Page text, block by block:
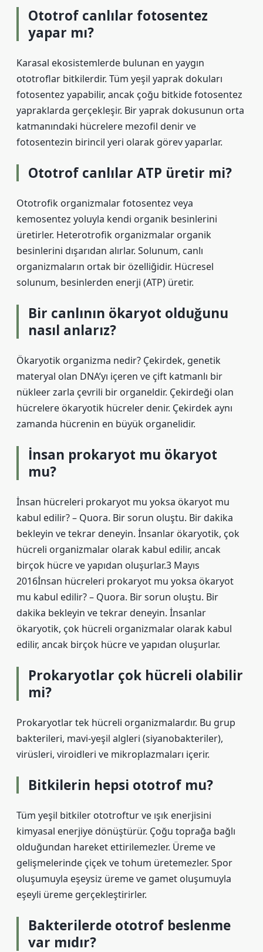
Ototrof canlılar fotosentez
yapar mı?
Karasal ekosistemlerde bulunan en yaygın
ototroflar bitkilerdir. Tüm yeşil yaprak dokuları
fotosentez yapabilir, ancak çoğu bitkide fotosentez
yapraklarda gerçekleşir. Bir yaprak dokusunun orta
katmanındaki hücrelere mezofil denir ve
fotosentezin birincil yeri olarak görev yaparlar.
Ototrof canlılar ATP üretir mi?
Ototrofik organizmalar fotosentez veya
kemosentez yoluyla kendi organik besinlerini
üretirler. Heterotrofik organizmalar organik
besinlerini dışarıdan alırlar. Solunum, canlı
organizmaların ortak bir özelliğidir. Hücresel
solunum, besinlerden enerji (ATP) üretir.
Bir canlının ökaryot olduğunu
nasıl anlarız?
Ökaryotik organizma nedir? Çekirdek, genetik
materyal olan DNA’yı içeren ve çift katmanlı bir
nükleer zarla çevrili bir organeldir. Çekirdeği olan
hücrelere ökaryotik hücreler denir. Çekirdek aynı
zamanda hücrenin en büyük organelidir.
İnsan prokaryot mu ökaryot
mu?
İnsan hücreleri prokaryot mu yoksa ökaryot mu
kabul edilir? – Quora. Bir sorun oluştu. Bir dakika
bekleyin ve tekrar deneyin. İnsanlar ökaryotik, çok
hücreli organizmalar olarak kabul edilir, ancak
birçok hücre ve yapıdan oluşurlar.3 Mayıs
2016İnsan hücreleri prokaryot mu yoksa ökaryot
mu kabul edilir? – Quora. Bir sorun oluştu. Bir
dakika bekleyin ve tekrar deneyin. İnsanlar
ökaryotik, çok hücreli organizmalar olarak kabul
edilir, ancak birçok hücre ve yapıdan oluşurlar.
Prokaryotlar çok hücreli olabilir
mi?
Prokaryotlar tek hücreli organizmalardır. Bu grup
bakterileri, mavi-yeşil algleri (siyanobakteriler),
virüsleri, viroidleri ve mikroplazmaları içerir.
Bitkilerin hepsi ototrof mu?
Tüm yeşil bitkiler ototroftur ve ışık enerjisini
kimyasal enerjiye dönüştürür. Çoğu toprağa bağlı
olduğundan hareket ettirilemezler. Üreme ve
gelişmelerinde çiçek ve tohum üretemezler. Spor
oluşumuyla eşeysiz üreme ve gamet oluşumuyla
eşeyli üreme gerçekleştirirler.
Bakterilerde ototrof beslenme
var mıdır?